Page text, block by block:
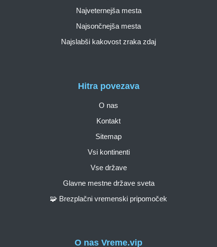
O nas Vreme.vip
Hitra povezava
O nas
Kontakt
Sitemap
Vsi kontinenti
Vse države
Glavne mestne države sveta
🧩 Brezplačni vremenski pripomoček
Najveternejša mesta
Najsončnejša mesta
Najslabši kakovost zraka zdaj